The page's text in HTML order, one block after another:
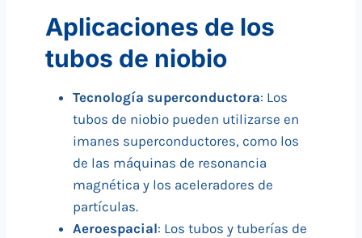
Aplicaciones de los
tubos de niobio
Tecnología superconductora: Los
tubos de niobio pueden utilizarse en
imanes superconductores, como los
de las máquinas de resonancia
magnética y los aceleradores de
partículas.
Aeroespacial: Los tubos y tuberías de